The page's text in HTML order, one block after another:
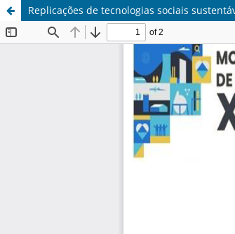
Replicações de tecnologias sociais